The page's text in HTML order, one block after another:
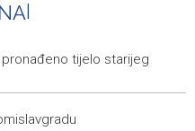
osvojio nagradu publike na
'Naša priča - Petrovići iz
Kanal pronađeno tijelo
tijelo starijeg